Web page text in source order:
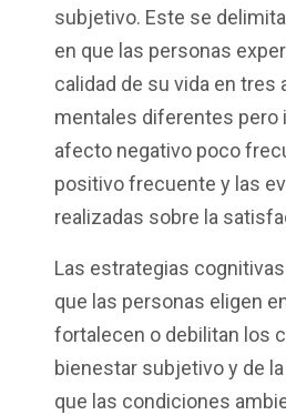
subjetivo. Este se
en que las personas
calidad de su vida en tres
mentales diferentes pero
afecto negativo poco
positivo frecuente y las
realizadas sobre la
Las estrategias
que las personas eligen
fortalecen o debilitan los
bienestar subjetivo y de
que las condiciones